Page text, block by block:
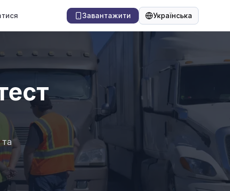
Завантажити Українська
Мова